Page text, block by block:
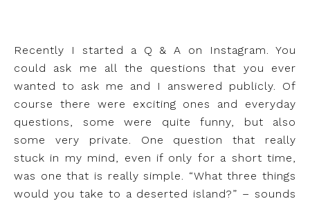
Recently I started a Q & A on Instagram. You
could ask me all the questions that you ever
wanted to ask me and I answered publicly. Of
course there were exciting ones and everyday
questions, some were quite funny, but also
some very private. One question that really
stuck in my mind, even if only for a short time,
was one that is really simple. “What three things
would you take to a deserted island?” – sounds